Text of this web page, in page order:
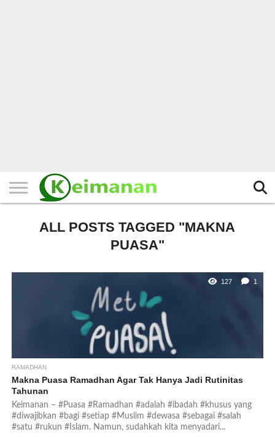
ALL POSTS TAGGED "MAKNA
PUASA"
127 1
RAMADHAN
Makna Puasa Ramadhan Agar Tak Hanya Jadi Rutinitas
Tahunan
Keimanan – #Puasa #Ramadhan #adalah #ibadah #khusus yang
#diwajibkan #bagi #setiap #Muslim #dewasa #sebagai #salah
#satu #rukun #Islam. Namun, sudahkah kita menyadari...